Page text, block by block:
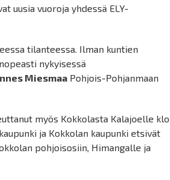
uusia vuoroja yhdessä ELY-
tilanteessa. Ilman kuntien
nykyisessä
Miesmaa Pohjois-Pohjanmaan
myös Kokkolasta Kalajoelle klo
ja Kokkolan kaupunki etsivät
pohjoisosiin, Himangalle ja